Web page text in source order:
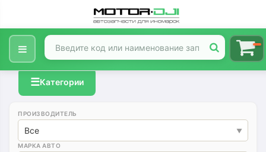
☰Категории
ПРОИЗВОДИТЕЛЬ
Все
МАРКА АВТО